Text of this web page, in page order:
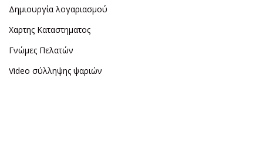
Δημιουργία λογαριασμού
Χαρτης Καταστηματος
Γνώμες Πελατών
Video σύλληψης ψαριών